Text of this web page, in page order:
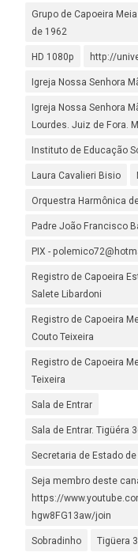
Grupo de Capoeira
de 1962
HD 1080p http://
Igreja Nossa Senhora
Igreja Nossa Senhora
Lourdes. Juiz de Fora.
Instituto de Educação
Laura Cavalieri Bisio
Orquestra Harmônica
Padre João Francisco
PIX -
Registro de Capoeira
Salete Libardoni
Registro de Capoeira
Couto Teixeira
Registro de Capoeira
Teixeira
Sala de Entrar
Sala de Entrar. Tigüéra
Secretaria de Estado de
Seja membro deste
https://
hgw8FG13aw/join
Sobradinho Tigüera